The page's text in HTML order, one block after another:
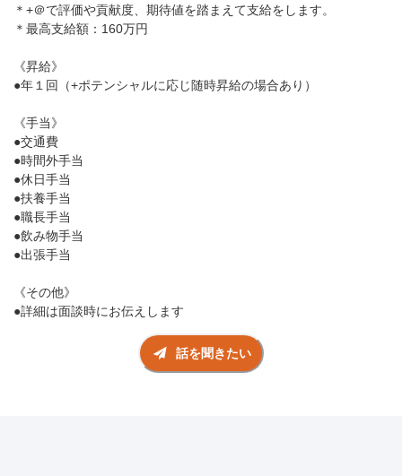
＊+＠で評価や貢献度、期待値を踏まえて支給をします。
＊最高支給額：160万円
《昇給》
●年１回（+ポテンシャルに応じ随時昇給の場合あり）
《手当》
●交通費
●時間外手当
●休日手当
●扶養手当
●職長手当
●飲み物手当
●出張手当
《その他》
●詳細は面談時にお伝えします
話を聞きたい